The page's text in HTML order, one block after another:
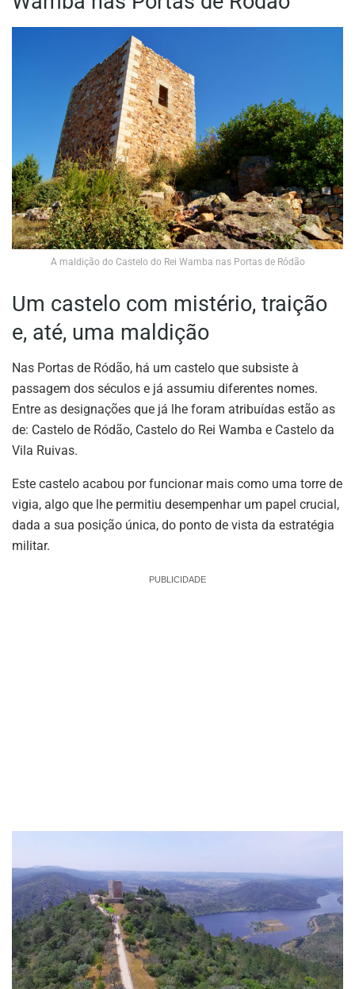
A maldição do Castelo do Rei Wamba nas Portas de Ródão
Um castelo com mistério, traição
e, até, uma maldição
Nas Portas de Ródão, há um castelo que subsiste à
passagem dos séculos e já assumiu diferentes nomes.
Entre as designações que já lhe foram atribuídas estão as
de: Castelo de Ródão, Castelo do Rei Wamba e Castelo da
Vila Ruivas.
Este castelo acabou por funcionar mais como uma torre de
vigia, algo que lhe permitiu desempenhar um papel crucial,
dada a sua posição única, do ponto de vista da estratégia
militar.
PUBLICIDADE